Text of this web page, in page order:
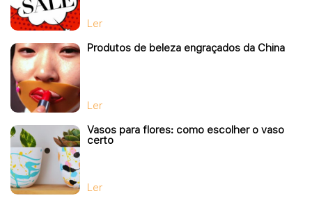
Ler
Produtos de beleza engraçados da China
Ler
Vasos para flores: como escolher o vaso
certo
Ler